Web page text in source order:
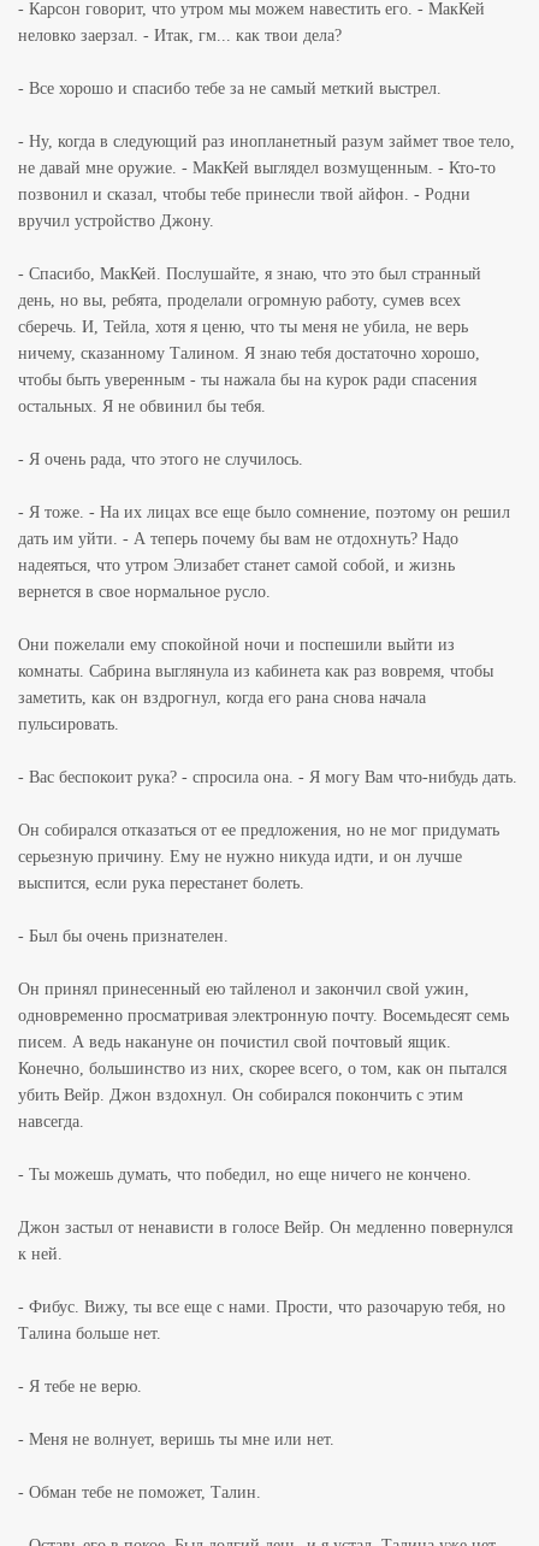
- Карсон говорит, что утром мы можем навестить его. - МакКей
неловко заерзал. - Итак, гм... как твои дела?
- Все хорошо и спасибо тебе за не самый меткий выстрел.
- Ну, когда в следующий раз инопланетный разум займет твое тело,
не давай мне оружие. - МакКей выглядел возмущенным. - Кто-то
позвонил и сказал, чтобы тебе принесли твой айфон. - Родни
вручил устройство Джону.
- Спасибо, МакКей. Послушайте, я знаю, что это был странный
день, но вы, ребята, проделали огромную работу, сумев всех
сберечь. И, Тейла, хотя я ценю, что ты меня не убила, не верь
ничему, сказанному Талином. Я знаю тебя достаточно хорошо,
чтобы быть уверенным - ты нажала бы на курок ради спасения
остальных. Я не обвинил бы тебя.
- Я очень рада, что этого не случилось.
- Я тоже. - На их лицах все еще было сомнение, поэтому он решил
дать им уйти. - А теперь почему бы вам не отдохнуть? Надо
надеяться, что утром Элизабет станет самой собой, и жизнь
вернется в свое нормальное русло.
Они пожелали ему спокойной ночи и поспешили выйти из
комнаты. Сабрина выглянула из кабинета как раз вовремя, чтобы
заметить, как он вздрогнул, когда его рана снова начала
пульсировать.
- Вас беспокоит рука? - спросила она. - Я могу Вам что-нибудь дать.
Он собирался отказаться от ее предложения, но не мог придумать
серьезную причину. Ему не нужно никуда идти, и он лучше
выспится, если рука перестанет болеть.
- Был бы очень признателен.
Он принял принесенный ею тайленол и закончил свой ужин,
одновременно просматривая электронную почту. Восемьдесят семь
писем. А ведь накануне он почистил свой почтовый ящик.
Конечно, большинство из них, скорее всего, о том, как он пытался
убить Вейр. Джон вздохнул. Он собирался покончить с этим
навсегда.
- Ты можешь думать, что победил, но еще ничего не кончено.
Джон застыл от ненависти в голосе Вейр. Он медленно повернулся
к ней.
- Фибус. Вижу, ты все еще с нами. Прости, что разочарую тебя, но
Талина больше нет.
- Я тебе не верю.
- Меня не волнует, веришь ты мне или нет.
- Обман тебе не поможет, Талин.